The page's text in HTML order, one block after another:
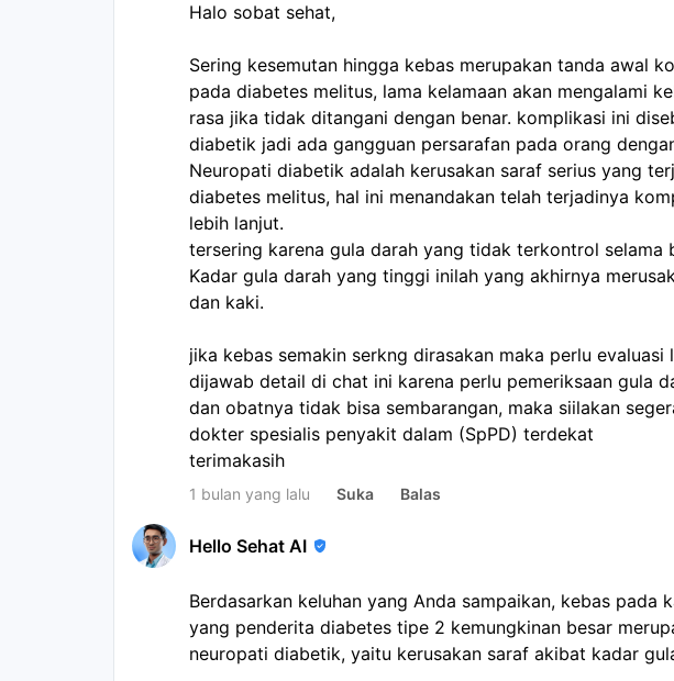
Halo sobat sehat,
Sering kesemutan hingga kebas merupakan tanda awal
pada diabetes melitus, lama kelamaan akan mengalami
rasa jika tidak ditangani dengan benar. komplikasi ini
diabetik jadi ada gangguan persarafan pada orang
Neuropati diabetik adalah kerusakan saraf serius yang
diabetes melitus, hal ini menandakan telah terjadinya
lebih lanjut.
tersering karena gula darah yang tidak terkontrol selama
Kadar gula darah yang tinggi inilah yang akhirnya
dan kaki.
jika kebas semakin serkng dirasakan maka perlu evaluasi
dijawab detail di chat ini karena perlu pemeriksaan gula
dan obatnya tidak bisa sembarangan, maka siilakan
dokter spesialis penyakit dalam (SpPD) terdekat
terimakasih
1 bulan yang lalu Suka Balas
Hello Sehat AI
Berdasarkan keluhan yang Anda sampaikan, kebas pada
yang penderita diabetes tipe 2 kemungkinan besar
neuropati diabetik, yaitu kerusakan saraf akibat kadar